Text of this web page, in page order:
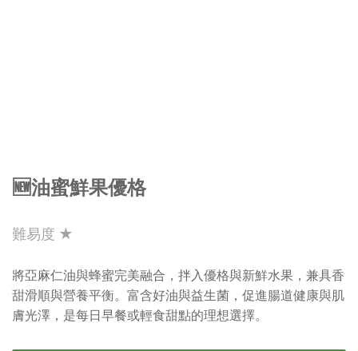
🆕油蜜鮮果優格
難易度 ★
將亞麻仁油與蜂蜜完美融合，拌入優格與新鮮水果，兼具香
甜滑順與營養平衡。富含好油與益生菌，促進腸道健康與肌
膚光澤，是每日早餐或輕食甜點的理想選擇。